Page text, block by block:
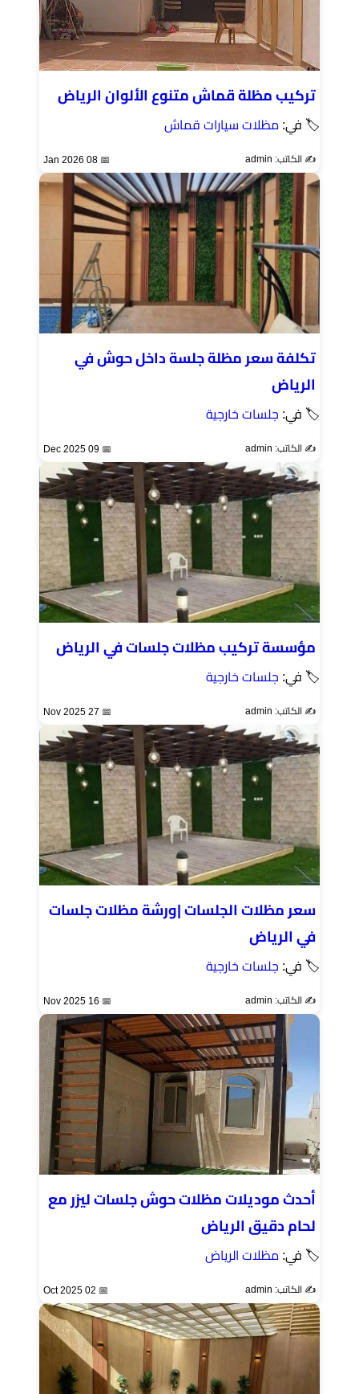
تركيب مظلة قماش متنوع الألوان الرياض
🏷 في: مظلات سيارات قماش
✍️ الكاتب: admin 📅 08 Jan 2026
تكلفة سعر مظلة جلسة داخل حوش في
الرياض
🏷 في: جلسات خارجية
✍️ الكاتب: admin 📅 09 Dec 2025
مؤسسة تركيب مظلات جلسات في الرياض
🏷 في: جلسات خارجية
✍️ الكاتب: admin 📅 27 Nov 2025
سعر مظلات الجلسات |ورشة مظلات جلسات
في الرياض
🏷 في: جلسات خارجية
✍️ الكاتب: admin 📅 16 Nov 2025
أحدث موديلات مظلات حوش جلسات ليزر مع
لحام دقيق الرياض
🏷 في: مظلات الرياض
✍️ الكاتب: admin 📅 02 Oct 2025